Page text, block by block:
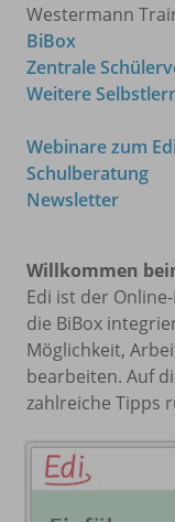
Westermann
BiBox
Zentrale
Weitere
Webinare zum Edi
Schulberatung
Newsletter
Willkommen
Edi ist der
die BiBox
Möglichkeit,
bearbeiten. Auf
zahlreiche Tipps